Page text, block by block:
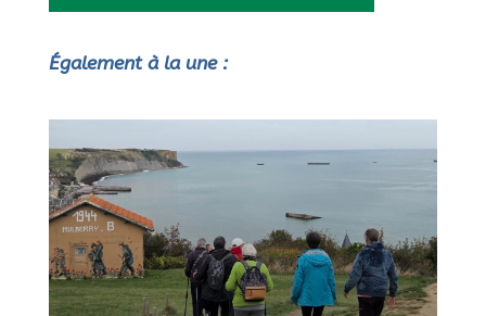
Également à la une :